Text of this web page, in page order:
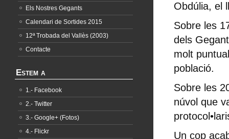
Obdúlia, el
Sobre les
dels
molt
població.
Sobre les
núvol que
Un cop
Els Nostres Gegants
Calendari de Sortides 2015
12ª Trobada del Vallès (2003)
Contacte
Estem a
1.- Facebook
2.- Twitter
3.- Google+ (Fotos)
4.- Flickr